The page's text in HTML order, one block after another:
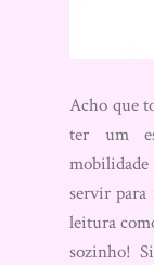
Acho que
ter um
servir para
leitura
sozinho!